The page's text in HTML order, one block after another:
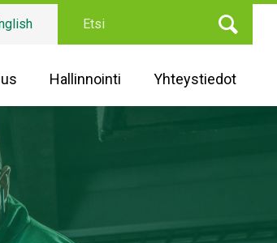
Hallinnointi Yhteystiedot